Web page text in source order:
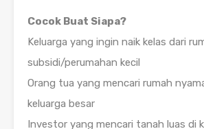
Cocok Buat Siapa?
Keluarga yang ingin naik kelas dari
subsidi/perumahan kecil
Orang tua yang mencari rumah
keluarga besar
Investor yang mencari tanah luas di